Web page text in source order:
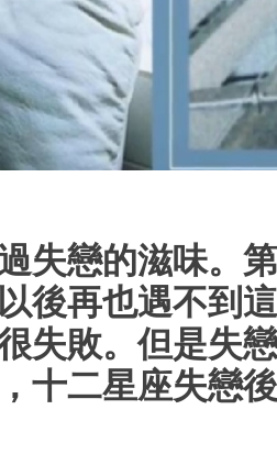
失戀的滋味。
後再也遇不到
失敗。但是失
十二星座失戀